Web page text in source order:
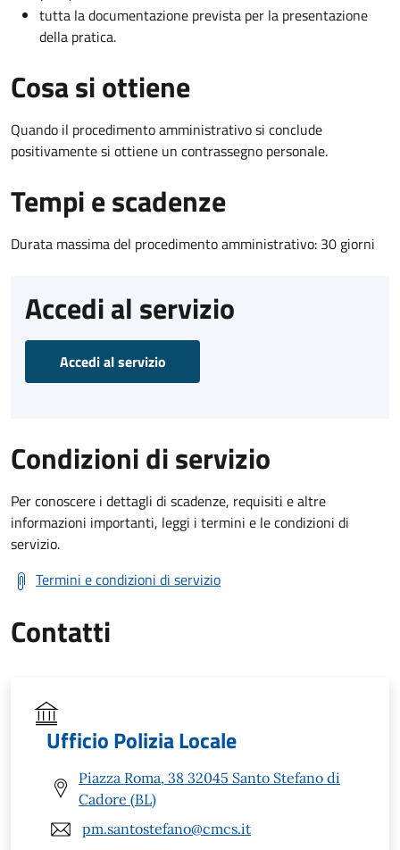
tutta la documentazione prevista per la presentazione
della pratica.
Cosa si ottiene
Quando il procedimento amministrativo si conclude
positivamente si ottiene un contrassegno personale.
Tempi e scadenze
Durata massima del procedimento amministrativo: 30 giorni
Accedi al servizio
Accedi al servizio
Condizioni di servizio
Per conoscere i dettagli di scadenze, requisiti e altre
informazioni importanti, leggi i termini e le condizioni di
servizio.
Termini e condizioni di servizio
Contatti
Ufficio Polizia Locale
Piazza Roma, 38 32045 Santo Stefano di
Cadore (BL)
pm.santostefano@cmcs.it